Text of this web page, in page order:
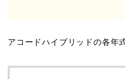
アコードハイブリッドの各年